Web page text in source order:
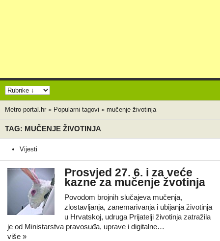
Metro-portal.hr » Popularni tagovi » mučenje životinja
TAG: MUČENJE ŽIVOTINJA
Vijesti
Prosvjed 27. 6. i za veće
kazne za mučenje žvotinja
Povodom brojnih slučajeva mučenja,
zlostavljanja, zanemarivanja i ubijanja životinja
u Hrvatskoj, udruga Prijatelji životinja zatražila
je od Ministarstva pravosuđa, uprave i digitalne…
više »